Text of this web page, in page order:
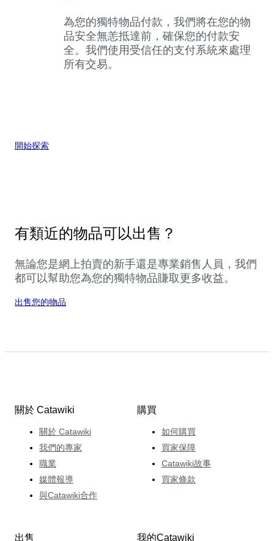
為您的獨特物品付款，我們將在您的物
品安全無恙抵達前，確保您的付款安
全。我們使用受信任的支付系統來處理
所有交易。
開始探索
有類近的物品可以出售？
無論您是網上拍賣的新手還是專業銷售人員，我們
都可以幫助您為您的獨特物品賺取更多收益。
出售您的物品
關於 Catawiki
關於 Catawiki
我們的專家
職業
媒體報導
與Catawiki合作
購買
如何購買
買家保障
Catawiki故事
買家條款
出售 我的Catawiki